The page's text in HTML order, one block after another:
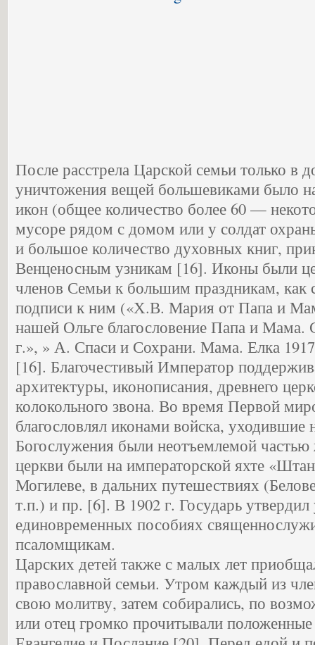
После расстрела Царской семьи только в
уничтожения вещей большевиками было
икон (общее количество более 60 —
мусоре рядом с домом или у солдат
и большое количество духовных книг,
Венценосным узникам [16]. Иконы были
членов Семьи к большим праздникам, как
подписи к ним («Х.В. Мария от Папа и
нашей Ольге благословение Папа и Мама.
г.», » А. Спаси и Сохрани. Мама. Елка
[16]. Благочестивый Император
архитектуры, иконописания, древнего
колокольного звона. Во время Первой
благословлял иконами войска, уходившие
Богослужения были неотъемлемой
церкви были на императорской яхте
Могилеве, в дальних путешествиях
т.п.) и пр. [6]. В 1902 г. Государь утвердил
единовременных пособиях
псаломщикам.
Царских детей также с малых лет
православной семьи. Утром каждый из
свою молитву, затем собирались, по
или отец громко прочитывали